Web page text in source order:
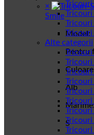
×
Smile
Model:
Pentru
Alb
S
Tricouri
Tricouri
Alte categorii
Tricouri
Tricouri
Tricouri
Tricouri
Tricouri
Tricouri